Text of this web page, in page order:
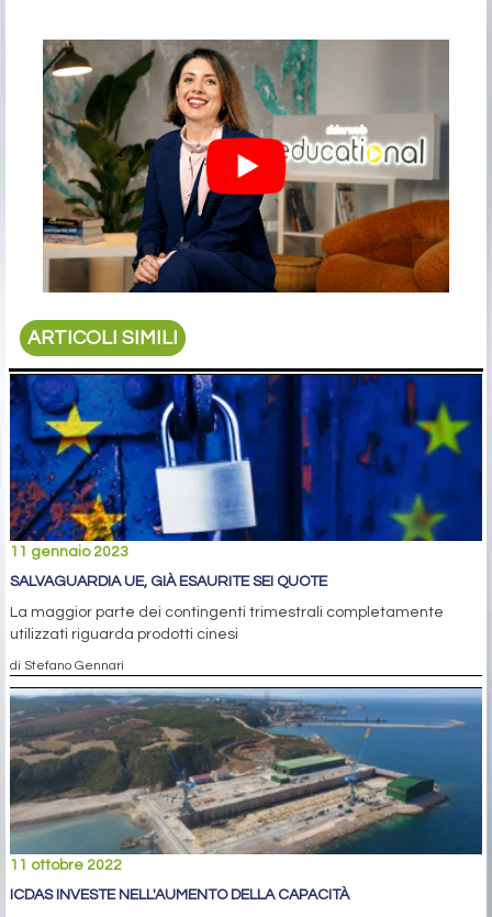
ARTICOLI SIMILI
11 gennaio 2023
SALVAGUARDIA UE, GIÀ ESAURITE SEI QUOTE
La maggior parte dei contingenti trimestrali completamente
utilizzati riguarda prodotti cinesi
di Stefano Gennari
11 ottobre 2022
ICDAS INVESTE NELL'AUMENTO DELLA CAPACITÀ